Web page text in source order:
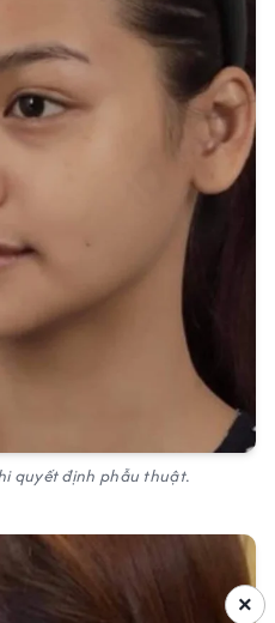
quyết định phẫu thuật.
×